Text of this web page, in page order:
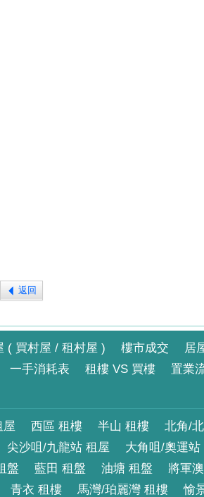
返回
( 買村屋 / 租村屋 ) 樓市成交 居
一手消耗表 租樓 VS 買樓 置業
屋 西區 租樓 半山 租樓 北角/
尖沙咀/九龍站 租屋 大角咀/奧運站
盤 藍田 租盤 油塘 租盤 將軍
青衣 租樓 馬灣/珀麗灣 租樓 愉